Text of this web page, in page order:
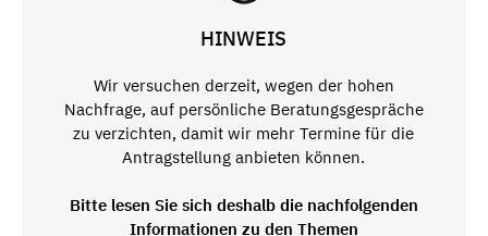
HINWEIS
Wir versuchen derzeit, wegen der hohen
Nachfrage, auf persönliche Beratungsgespräche
zu verzichten, damit wir mehr Termine für die
Antragstellung anbieten können.
Bitte lesen Sie sich deshalb die nachfolgenden
Informationen zu den Themen